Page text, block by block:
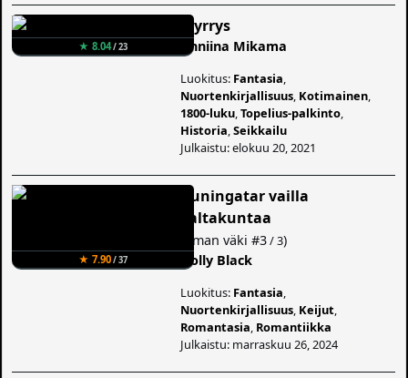
★ 8.04/ 23
Myrrys
Anniina Mikama
Luokitus: Fantasia
Nuortenkirjallisuus Kotimainen
1800-luku ,Topelius-palkinto
Historia ,Seikkailu
Julkaistu: elokuu 20, 2021
★ 7.90/ 37
Kuningatar vailla
valtakuntaa
Ilman väki #3/ 3)
Holly Black
Luokitus: Fantasia
Nuortenkirjallisuus Keijut
Romantasia Romantiikka
Julkaistu: marraskuu 26, 2024